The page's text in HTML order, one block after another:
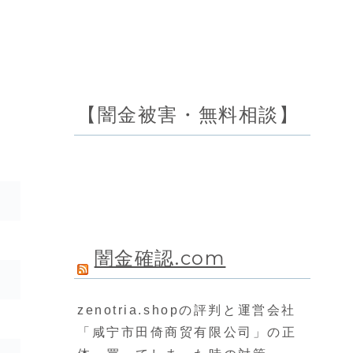
【闇金被害・無料相談】
闇金確認.com
zenotria.shopの評判と運営会社
「咸宁市田倚商贸有限公司」の正